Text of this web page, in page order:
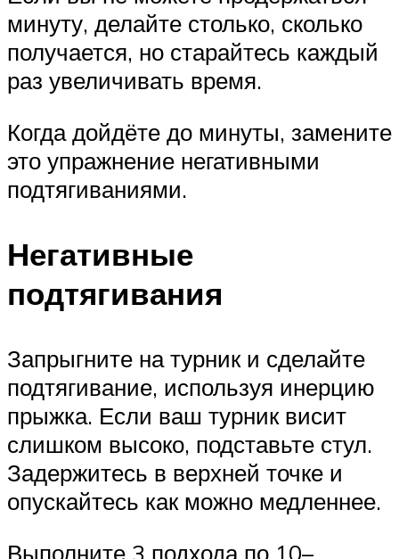
минуту, делайте столько, сколько
получается, но старайтесь каждый
раз увеличивать время.
Когда дойдёте до минуты, замените
это упражнение негативными
подтягиваниями.
Негативные
подтягивания
Запрыгните на турник и сделайте
подтягивание, используя инерцию
прыжка. Если ваш турник висит
слишком высоко, подставьте стул.
Задержитесь в верхней точке и
опускайтесь как можно медленнее.
Выполните 3 подхода по 10–